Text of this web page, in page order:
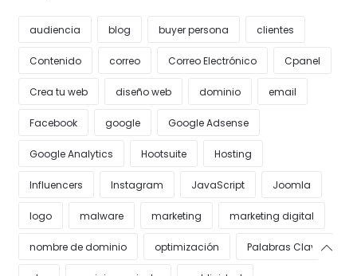
audiencia blog buyer persona clientes
Contenido correo Correo Electrónico Cpanel
Crea tu web diseño web dominio email
Facebook google Google Adsense
Google Analytics Hootsuite Hosting
Influencers Instagram JavaScript Joomla
logo malware marketing marketing digital
nombre de dominio optimización Palabras Clave